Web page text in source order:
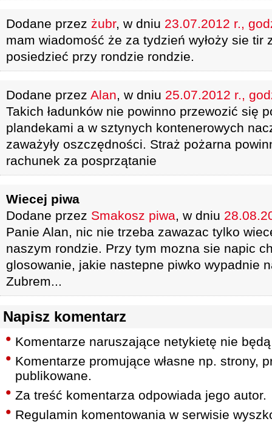
Dodane przez żubr, w dniu 23.07.2012 r.,
mam wiadomość że za tydzień wyłoży sie tir
posiedzieć przy rondzie rondzie.
Dodane przez Alan, w dniu 25.07.2012 r.,
Takich ładunków nie powinno przewozić się
plandekami a w sztynych kontenerowych
zaważyły oszczędności. Straż pożarna
rachunek za posprzątanie
Wiecej piwa
Dodane przez Smakosz piwa, w dniu
Panie Alan, nic nie trzeba zawazac tylko
naszym rondzie. Przy tym mozna sie napic
glosowanie, jakie nastepne piwko wypadnie
Zubrem...
Napisz komentarz
Komentarze naruszające netykietę nie
Komentarze promujące własne np. strony,
publikowane.
Za treść komentarza odpowiada jego autor.
Regulamin komentowania w serwisie